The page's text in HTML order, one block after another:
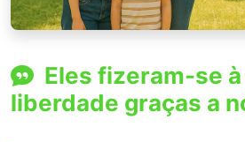
Eles fizeram-se
liberdade graças a